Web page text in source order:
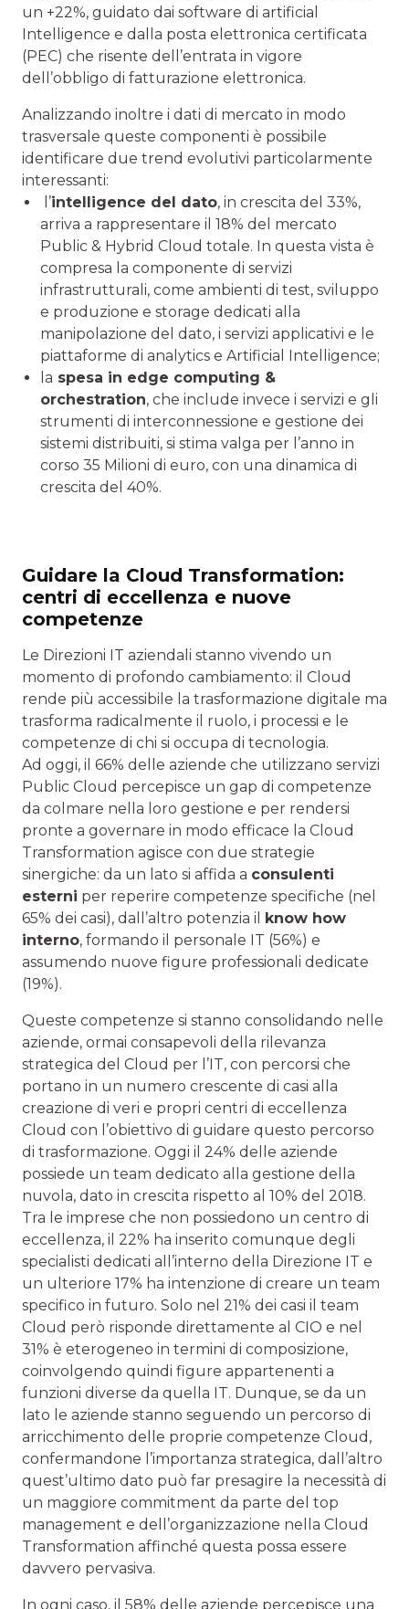
un +22%, guidato dai software di artificial
Intelligence e dalla posta elettronica certificata
(PEC) che risente dell’entrata in vigore
dell’obbligo di fatturazione elettronica.
Analizzando inoltre i dati di mercato in modo
trasversale queste componenti è possibile
identificare due trend evolutivi particolarmente
interessanti:
l’intelligence del dato, in crescita del 33%,
arriva a rappresentare il 18% del mercato
Public & Hybrid Cloud totale. In questa vista è
compresa la componente di servizi
infrastrutturali, come ambienti di test, sviluppo
e produzione e storage dedicati alla
manipolazione del dato, i servizi applicativi e le
piattaforme di analytics e Artificial Intelligence;
la spesa in edge computing &
orchestration, che include invece i servizi e gli
strumenti di interconnessione e gestione dei
sistemi distribuiti, si stima valga per l’anno in
corso 35 Milioni di euro, con una dinamica di
crescita del 40%.
Guidare la Cloud Transformation:
centri di eccellenza e nuove
competenze
Le Direzioni IT aziendali stanno vivendo un
momento di profondo cambiamento: il Cloud
rende più accessibile la trasformazione digitale ma
trasforma radicalmente il ruolo, i processi e le
competenze di chi si occupa di tecnologia.
Ad oggi, il 66% delle aziende che utilizzano servizi
Public Cloud percepisce un gap di competenze
da colmare nella loro gestione e per rendersi
pronte a governare in modo efficace la Cloud
Transformation agisce con due strategie
sinergiche: da un lato si affida a consulenti
esterni per reperire competenze specifiche (nel
65% dei casi), dall’altro potenzia il know how
interno, formando il personale IT (56%) e
assumendo nuove figure professionali dedicate
(19%).
Queste competenze si stanno consolidando nelle
aziende, ormai consapevoli della rilevanza
strategica del Cloud per l’IT, con percorsi che
portano in un numero crescente di casi alla
creazione di veri e propri centri di eccellenza
Cloud con l’obiettivo di guidare questo percorso
di trasformazione. Oggi il 24% delle aziende
possiede un team dedicato alla gestione della
nuvola, dato in crescita rispetto al 10% del 2018.
Tra le imprese che non possiedono un centro di
eccellenza, il 22% ha inserito comunque degli
specialisti dedicati all’interno della Direzione IT e
un ulteriore 17% ha intenzione di creare un team
specifico in futuro. Solo nel 21% dei casi il team
Cloud però risponde direttamente al CIO e nel
31% è eterogeneo in termini di composizione,
coinvolgendo quindi figure appartenenti a
funzioni diverse da quella IT. Dunque, se da un
lato le aziende stanno seguendo un percorso di
arricchimento delle proprie competenze Cloud,
confermandone l’importanza strategica, dall’altro
quest’ultimo dato può far presagire la necessità di
un maggiore commitment da parte del top
management e dell’organizzazione nella Cloud
Transformation affinché questa possa essere
davvero pervasiva.
In ogni caso, il 58% delle aziende percepisce una